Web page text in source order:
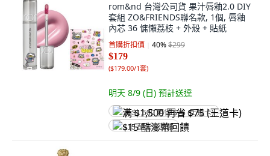
rom&nd 台灣公司貨 果汁唇釉2.0 DIY
套組 ZO&FRIENDS聯名款, 1個, 唇釉
內芯 36 慵懶荔枝 + 外殼 + 貼紙
首購折扣價 40%$299
$179
($179.00/1套)
明天 8/9 (日) 預計送達
满 $1,500 再省 $75 (王道卡)
$15 酷澎幣回饋